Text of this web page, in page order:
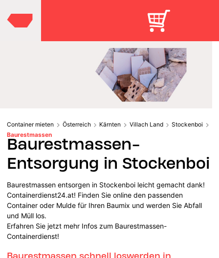
Container mieten Österreich Kärnten Villach Land
Stockenboi
Baurestmassen
Baurestmassen-
Entsorgung in Stockenboi
Baurestmassen entsorgen in Stockenboi leicht gemacht dank!
Containerdienst24.at! Finden Sie online den passenden
Container oder Mulde für Ihren Baumix und werden Sie Abfall
und Müll los.
Erfahren Sie jetzt mehr Infos zum Baurestmassen-
Containerdienst!
Baurestmassen schnell loswerden in